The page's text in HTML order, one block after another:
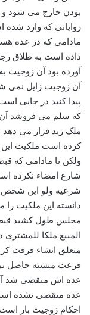
بودن خارج می شود و
روایاتی که وارد
مادامی که در عده
داده است به طلاق
آورده بود آن
آن زوجیت زایل نمی
پیدا کنید در جایی
که سلم می فروشد آن
ملک زید قرار می دهد
کرده است ملکیت این
ولکن تا مادامی که
شارع امضاء نکرده
شرعیه ولو این
دانسته این ملکیت را
مجلس طول کشید قبض
المبیع ملکا
متعلق انشاء فرقت
فرعت منشئه حاصل
عده اش منقضی شد
عده منقضی نشده
احکام زوجیت بار